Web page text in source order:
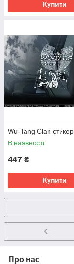
Купити
Wu-Tang Clan стикер
В наявності
447 ₴
Купити
Про нас